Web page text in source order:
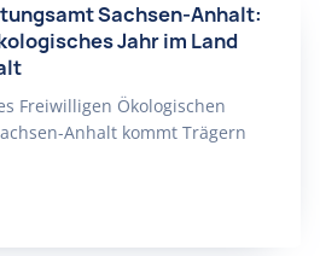
Sachsen-Anhalt:
Jahr im Land
Freiwilligen Ökologischen
Anhalt kommt Trägern